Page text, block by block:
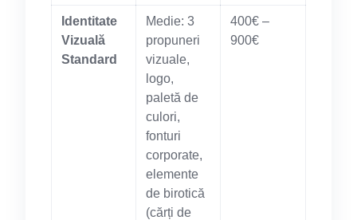
Identitate
Vizuală
Standard
Medie: 3
propuneri
vizuale,
logo,
paletă de
culori,
fonturi
corporate,
elemente
de birotică
(cărți de
400€ –
900€